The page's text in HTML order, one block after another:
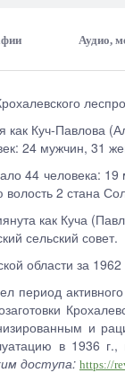
Аудио,
как Куч-Павлова
24 мужчин, 31
44 человека:
2 стана
как Куча
сельский совет.
области за
период
и
в 1936
доступа: https://